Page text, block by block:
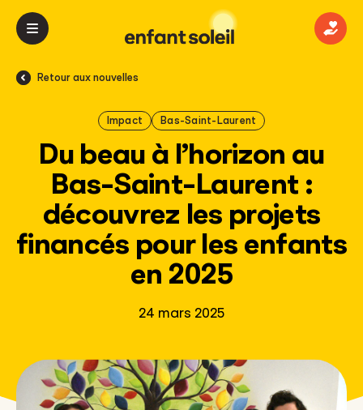
Retour aux nouvelles
Impact Bas-Saint-Laurent
Du beau à l’horizon au
Bas-Saint-Laurent :
découvrez les projets
financés pour les enfants
en 2025
24 mars 2025